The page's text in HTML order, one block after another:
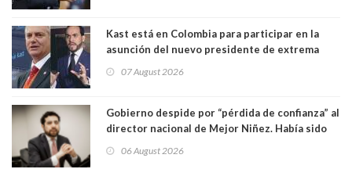
Kast está en Colombia para participar en la
asunción del nuevo presidente de extrema
07 August 2026
Gobierno despide por “pérdida de confianza” al
director nacional de Mejor Niñez. Había sido
06 August 2026